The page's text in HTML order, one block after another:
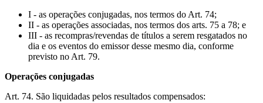
I - as operações conjugadas, nos termos do Art. 74;
II - as operações associadas, nos termos dos arts. 75 a 78; e
III - as recompras/revendas de títulos a serem resgatados no
dia e os eventos do emissor desse mesmo dia, conforme
previsto no Art. 79.
Operações conjugadas
Art. 74. São liquidadas pelos resultados compensados: